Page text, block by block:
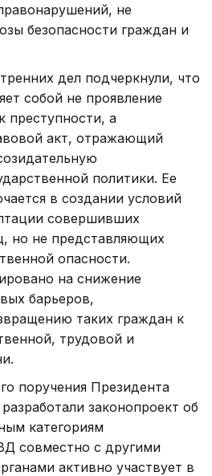
не
безопасности граждан и
дел подчеркнули, что
собой не проявление
преступности, а
акт, отражающий
политики. Ее
в создании условий
совершивших
но не представляющих
опасности.
на снижение
барьеров,
таких граждан к
трудовой и
поручения Президента
законопроект об
категориям
совместно с другими
активно участвует в